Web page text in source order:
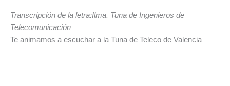
Transcripción de la letra:Ilma. Tuna de Ingenieros de
Telecomunicación
Te animamos a escuchar a la Tuna de Teleco de Valencia